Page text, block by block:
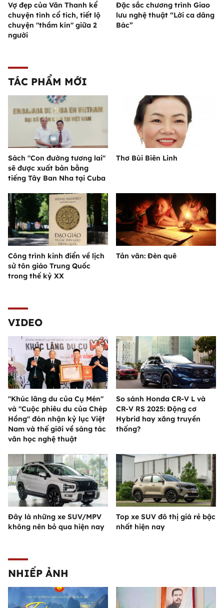
Vợ đẹp của Văn Thanh kể
chuyện tình cổ tích, tiết lộ
chuyện "thầm kín" giữa 2
người
Đặc sắc chương trình Giao
lưu nghệ thuật “Lời ca dâng
Bác”
TÁC PHẨM MỚI
Sách "Con đường tương lai"
sẽ được xuất bản bằng
tiếng Tây Ban Nha tại Cuba
Thơ Bùi Biên Linh
Công trình kinh điển về lịch
sử tôn giáo Trung Quốc
trong thế kỷ XX
Tản văn: Đèn quê
VIDEO
"Khúc lãng du của Cụ Mén"
và "Cuộc phiêu du của Chép
Hồng" đón nhận kỷ lục Việt
Nam và thế giới về sáng tác
văn học nghệ thuật
So sánh Honda CR-V L và
CR-V RS 2025: Động cơ
Hybrid hay xăng truyền
thống?
Đây là những xe SUV/MPV
không nên bỏ qua hiện nay
Top xe SUV đô thị giá rẻ bậc
nhất hiện nay
NHIẾP ẢNH